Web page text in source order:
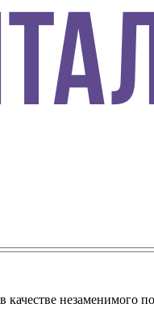
качестве